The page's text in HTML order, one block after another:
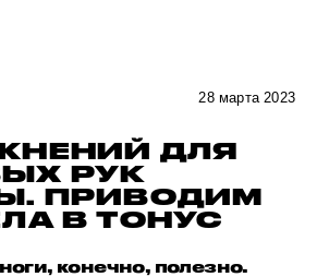
28 марта 2023
ДЛЯ
РУК
ПРИВОДИМ
В ТОНУС
конечно, полезно.